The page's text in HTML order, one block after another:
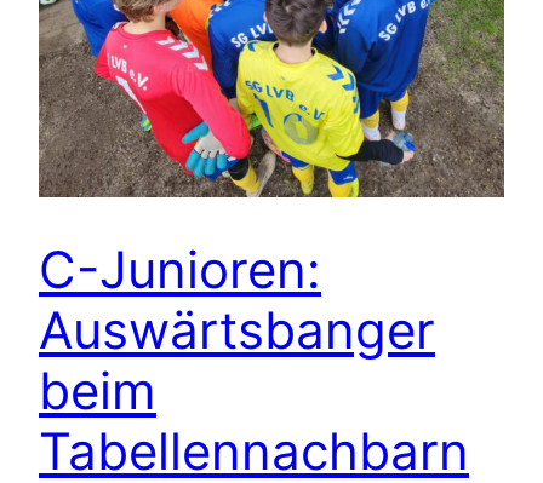
C-Junioren:
Auswärtsbanger
beim
Tabellennachbarn